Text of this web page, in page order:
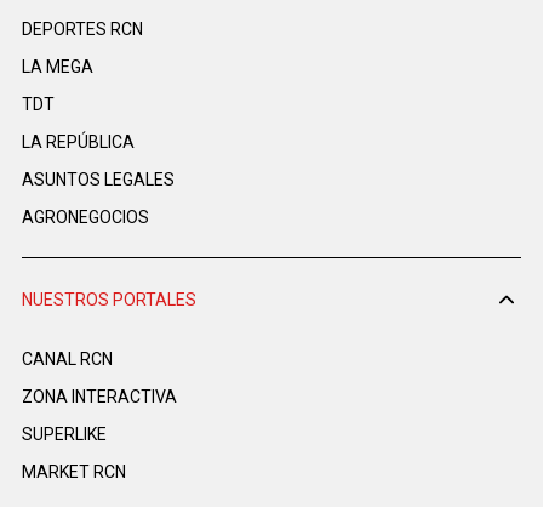
DEPORTES RCN
LA MEGA
TDT
LA REPÚBLICA
ASUNTOS LEGALES
AGRONEGOCIOS
NUESTROS PORTALES
CANAL RCN
ZONA INTERACTIVA
SUPERLIKE
MARKET RCN